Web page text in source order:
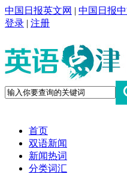
中国日报英文网 | 中国日报
登录 | 注册
首页
双语新闻
新闻热词
分类词汇